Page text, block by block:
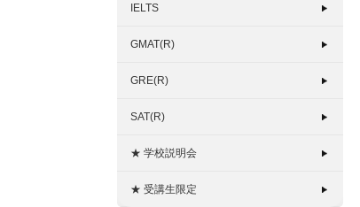
IELTS
GMAT(R)
GRE(R)
SAT(R)
★ 学校説明会
★ 受講生限定